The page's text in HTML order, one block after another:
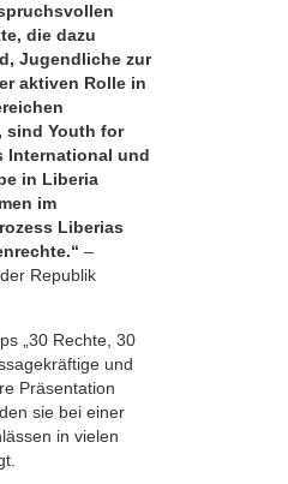
die dazu
Jugendliche zur
aktiven Rolle in
sind Youth for
International und
in Liberia
im
Liberias
–
Republik
„30 Rechte, 30
und
Präsentation
sie bei einer
in vielen